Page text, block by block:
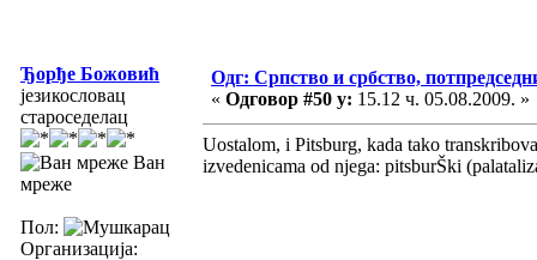
Ђорђе Божовић
језикословац
староседелац
Ван
мреже
Пол:
Организација:
Одг: Српство и србство,
« Одговор #50 у: 15.12 ч. 05.08.2009. »
Uostalom, i Pitsburg, kada tako
izvedenicama od njega: pitsburŠki